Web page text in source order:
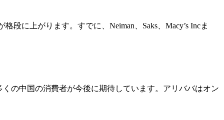
に上がります。すでに、Neiman、Saks、Macy’s Incま
の中国の消費者が今後に期待しています。アリババはオン